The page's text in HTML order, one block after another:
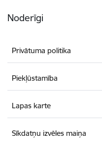
Noderīgi
Privātuma politika
Piekļūstamība
Lapas karte
Sīkdatņu izvēles maiņa